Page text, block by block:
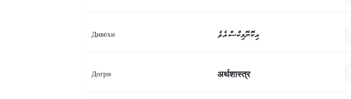
Дивехи އިކޮނޮމިކްސް އެވެ
Догри अर्थशास्त्र